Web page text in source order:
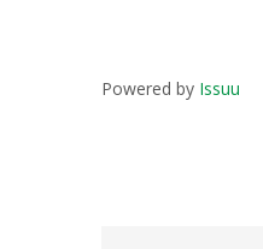
Powered by Issuu